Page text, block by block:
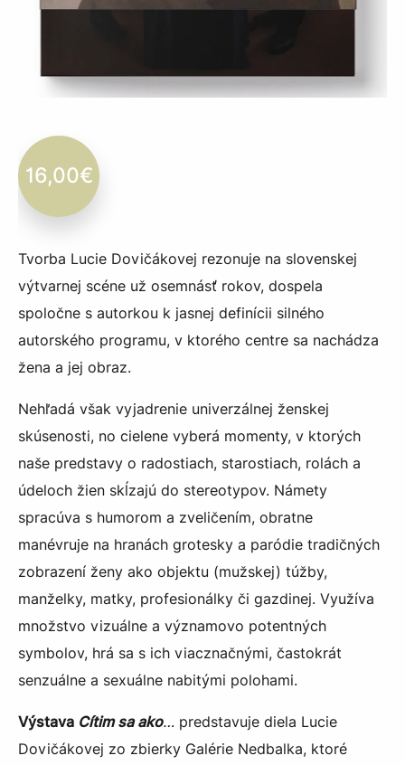
16,00€
Tvorba Lucie Dovičákovej rezonuje na slovenskej
výtvarnej scéne už osemnásť rokov, dospela
spoločne s autorkou k jasnej definícii silného
autorského programu, v ktorého centre sa nachádza
žena a jej obraz.
Nehľadá však vyjadrenie univerzálnej ženskej
skúsenosti, no cielene vyberá momenty, v ktorých
naše predstavy o radostiach, starostiach, rolách a
údeloch žien skĺzajú do stereotypov. Námety
spracúva s humorom a zveličením, obratne
manévruje na hranách grotesky a paródie tradičných
zobrazení ženy ako objektu (mužskej) túžby,
manželky, matky, profesionálky či gazdinej. Využíva
množstvo vizuálne a významovo potentných
symbolov, hrá sa s ich viacznačnými, častokrát
senzuálne a sexuálne nabitými polohami.
Výstava Cítim sa ako… predstavuje diela Lucie
Dovičákovej zo zbierky Galérie Nedbalka, ktoré